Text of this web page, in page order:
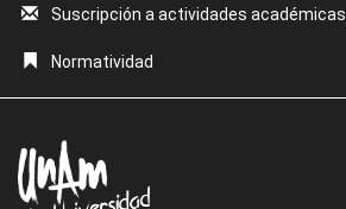
Suscripción a actividades académicas
Normatividad